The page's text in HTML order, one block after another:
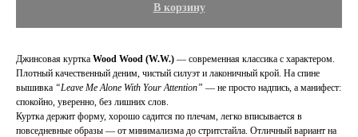
В корзину
Джинсовая куртка Wood Wood (W.W.) — современная классика с характером.
Плотный качественный деним, чистый силуэт и лаконичный крой. На спине
вышивка “Leave Me Alone With Your Attention” — не просто надпись, а манифест:
спокойно, уверенно, без лишних слов.
Куртка держит форму, хорошо садится по плечам, легко вписывается в
повседневные образы — от минимализма до стритстайла. Отличный вариант на